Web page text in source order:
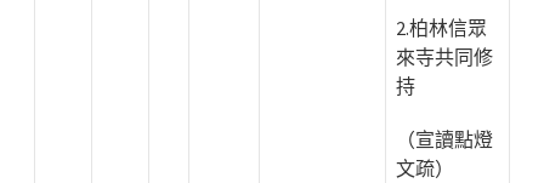
2.柏林信眾
來寺共同修
持
（宣讀點燈
文疏）